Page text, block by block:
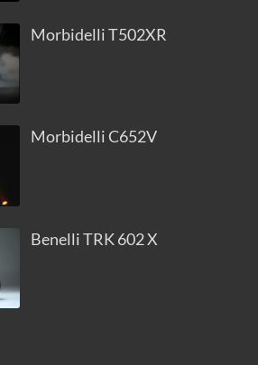
Morbidelli T502XR
Morbidelli C652V
Benelli TRK 602 X